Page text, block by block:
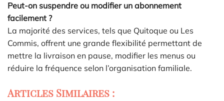
Peut-on suspendre ou modifier un abonnement
facilement ?
La majorité des services, tels que Quitoque ou Les
Commis, offrent une grande flexibilité permettant de
mettre la livraison en pause, modifier les menus ou
réduire la fréquence selon l’organisation familiale.
Articles Similaires :